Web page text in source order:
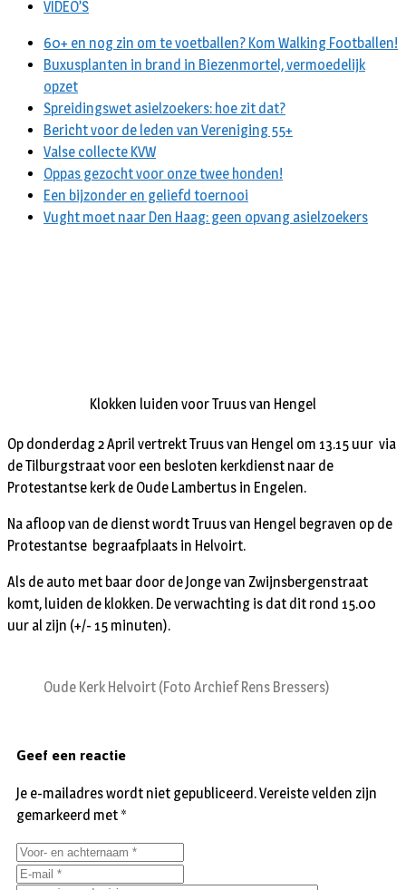
VIDEO’S
60+ en nog zin om te voetballen? Kom Walking Footballen!
Buxusplanten in brand in Biezenmortel, vermoedelijk
opzet
Spreidingswet asielzoekers: hoe zit dat?
Bericht voor de leden van Vereniging 55+
Valse collecte KVW
Oppas gezocht voor onze twee honden!
Een bijzonder en geliefd toernooi
Vught moet naar Den Haag: geen opvang asielzoekers
Klokken luiden voor Truus van Hengel
Op donderdag 2 April vertrekt Truus van Hengel om 13.15 uur via
de Tilburgstraat voor een besloten kerkdienst naar de
Protestantse kerk de Oude Lambertus in Engelen.
Na afloop van de dienst wordt Truus van Hengel begraven op de
Protestantse begraafplaats in Helvoirt.
Als de auto met baar door de Jonge van Zwijnsbergenstraat
komt, luiden de klokken. De verwachting is dat dit rond 15.00
uur al zijn (+/- 15 minuten).
Oude Kerk Helvoirt (Foto Archief Rens Bressers)
Geef een reactie
Je e-mailadres wordt niet gepubliceerd.Vereiste velden zijn
gemarkeerd met *